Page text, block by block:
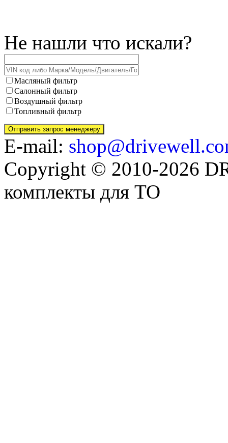
Не нашли что искали?
Масляный фильтр
Салонный фильтр
Воздушный фильтр
Топливный фильтр
E-mail:
Copyright © 2010-2026
комплекты для ТО